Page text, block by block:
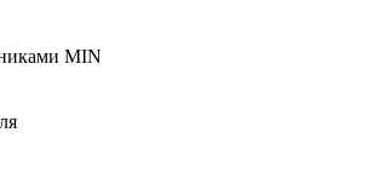
MIN